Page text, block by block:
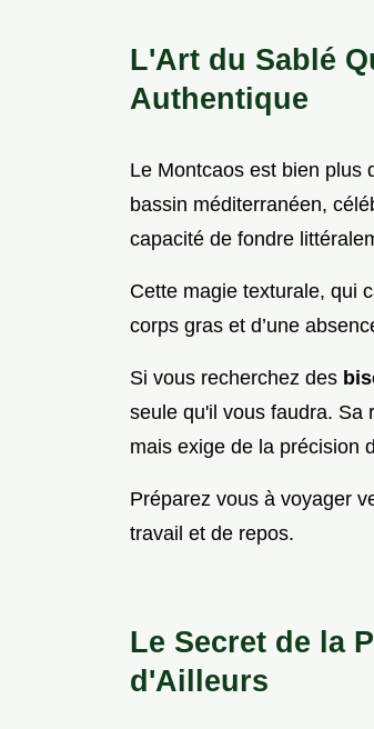
L'Art du Sablé
Authentique
Le Montcaos est bien plus
bassin méditerranéen,
capacité de fondre
Cette magie texturale, qui
corps gras et d’une
Si vous recherchez des
seule qu'il vous faudra. Sa
mais exige de la précision
Préparez vous à voyager
travail et de repos.
Le Secret de la
d'Ailleurs